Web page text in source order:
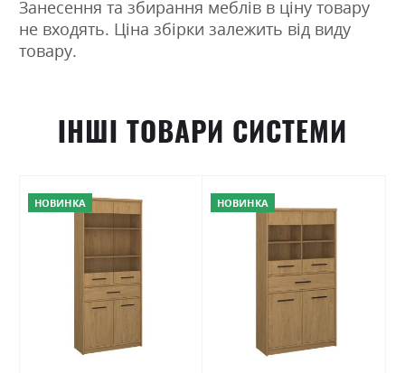
Занесення та збирання меблів в ціну товару
не входять. Ціна збірки залежить від виду
товару.
ІНШІ ТОВАРИ СИСТЕМИ
НОВИНКА НОВИНКА